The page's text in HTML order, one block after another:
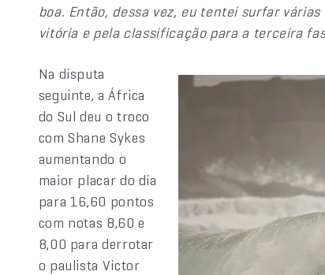
boa. Então, dessa vez, eu tentei surfar
vitória e pela classificação para a terceira
Na disputa
seguinte, a África
do Sul deu o troco
com Shane Sykes
aumentando o
maior placar do dia
para 16,60 pontos
com notas 8,60 e
8,00 para derrotar
o paulista Victor